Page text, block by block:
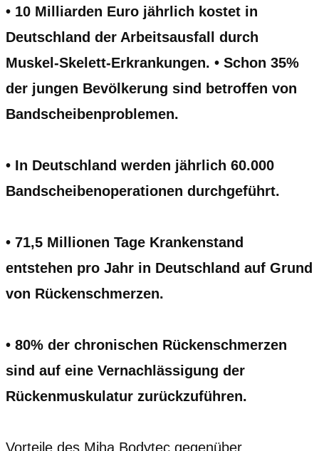
• 10 Milliarden Euro jährlich kostet in
Deutschland der Arbeitsausfall durch
Muskel-Skelett-Erkrankungen. • Schon 35%
der jungen Bevölkerung sind betroffen von
Bandscheibenproblemen.
• In Deutschland werden jährlich 60.000
Bandscheibenoperationen durchgeführt.
• 71,5 Millionen Tage Krankenstand
entstehen pro Jahr in Deutschland auf Grund
von Rückenschmerzen.
• 80% der chronischen Rückenschmerzen
sind auf eine Vernachlässigung der
Rückenmuskulatur zurückzuführen.
Vorteile des Miha Bodytec gegenüber